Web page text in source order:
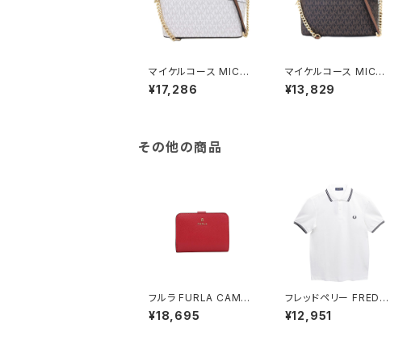
マイケルコース MICHA
EL KORS ショルダーバ
ッグ 35F1GTVC6B-V
ニラ
¥17,286
マイケルコース MICHA
EL KORS ショルダーバ
ッグ 35F1GTVC6B-B
¥13,829
その他の商品
フルラ FURLA CAMEL
IA S COMPACT WAL
LETS 二つ折り財布 w
¥18,695
フレッドペリー FRED P
ERRY The Fred Perr
y Shirt M3600 ポロ
¥12,951